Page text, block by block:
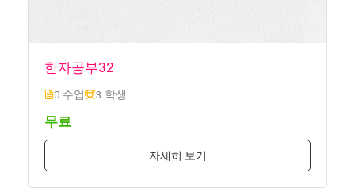
한자공부32
0 수업 3 학생
무료
자세히 보기